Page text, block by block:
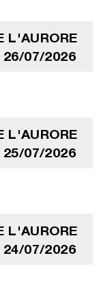
L'AURORE
26/07/2026
L'AURORE
25/07/2026
L'AURORE
24/07/2026